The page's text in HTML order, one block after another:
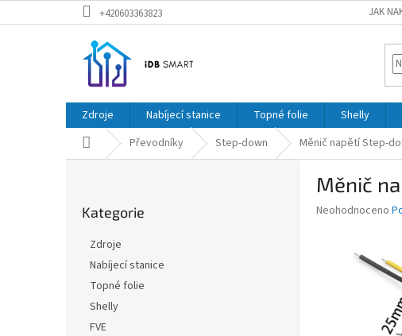
na
+420603363823 JAK
Zdroje Nabíjecí stanice Topné folie Shelly
Domů Převodníky Step-down Měnič napětí Step-
kategorie
Kategorie
Zdroje
Nabíjecí stanice
Topné folie
Shelly
FVE
Měnič
Průměrné
Neohodnoceno